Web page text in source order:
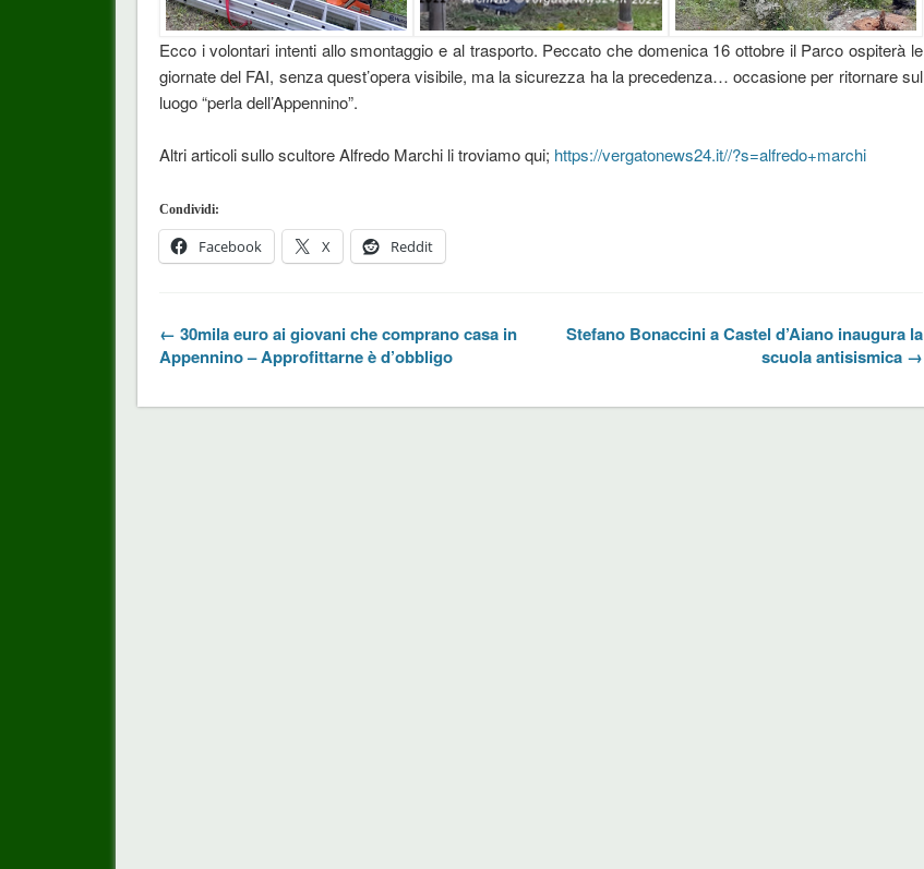
Ecco i volontari intenti allo smontaggio e al trasporto. Peccato che domenica 16 ottobre il Parco ospiterà le
giornate del FAI, senza quest’opera visibile, ma la sicurezza ha la precedenza… occasione per ritornare sul
luogo “perla dell’Appennino”.
Altri articoli sullo scultore Alfredo Marchi li troviamo qui; https://vergatonews24.it//?s=alfredo+marchi
Condividi:
Facebook X Reddit
← 30mila euro ai giovani che comprano casa in
Appennino – Approfittarne è d’obbligo
Stefano Bonaccini a Castel d’Aiano inaugura la
scuola antisismica →